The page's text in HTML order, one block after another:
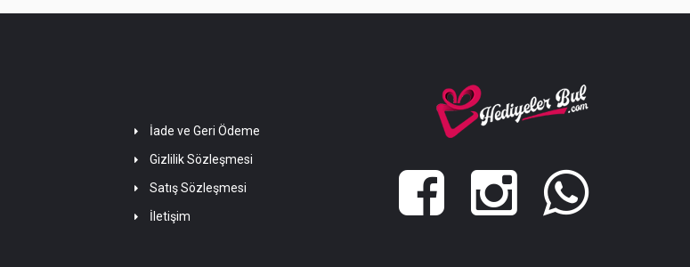
İade ve Geri Ödeme
Gizlilik Sözleşmesi
Satış Sözleşmesi
İletişim